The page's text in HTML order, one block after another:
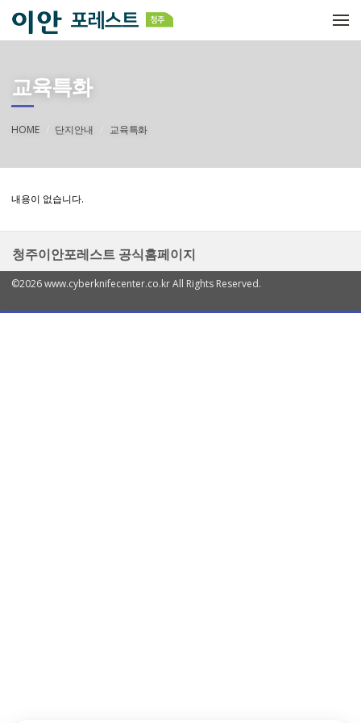
메뉴 건너뛰기
교육특화
HOME 단지안내 교육특화
내용이 없습니다.
청주이안포레스트 공식홈페이지
©2026 www.cyberknifecenter.co.kr All Rights Reserved.